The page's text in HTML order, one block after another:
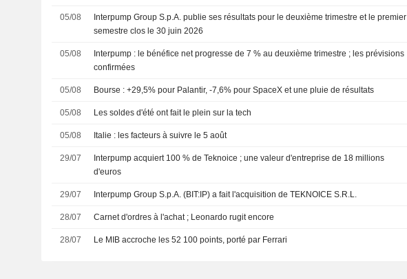
05/08
Interpump Group S.p.A. publie ses résultats pour le deuxième trimestre et le premier
semestre clos le 30 juin 2026
05/08
Interpump : le bénéfice net progresse de 7 % au deuxième trimestre ; les prévisions
confirmées
05/08 Bourse : +29,5% pour Palantir, -7,6% pour SpaceX et une pluie de résultats
05/08 Les soldes d'été ont fait le plein sur la tech
05/08 Italie : les facteurs à suivre le 5 août
29/07
Interpump acquiert 100 % de Teknoice ; une valeur d'entreprise de 18 millions
d'euros
29/07 Interpump Group S.p.A. (BIT:IP) a fait l'acquisition de TEKNOICE S.R.L.
28/07 Carnet d'ordres à l'achat ; Leonardo rugit encore
28/07 Le MIB accroche les 52 100 points, porté par Ferrari